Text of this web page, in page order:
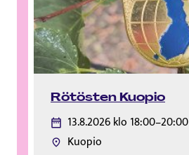
Rötösten Kuopio
13.8.2026 klo 18:00–20:00
Kuopio